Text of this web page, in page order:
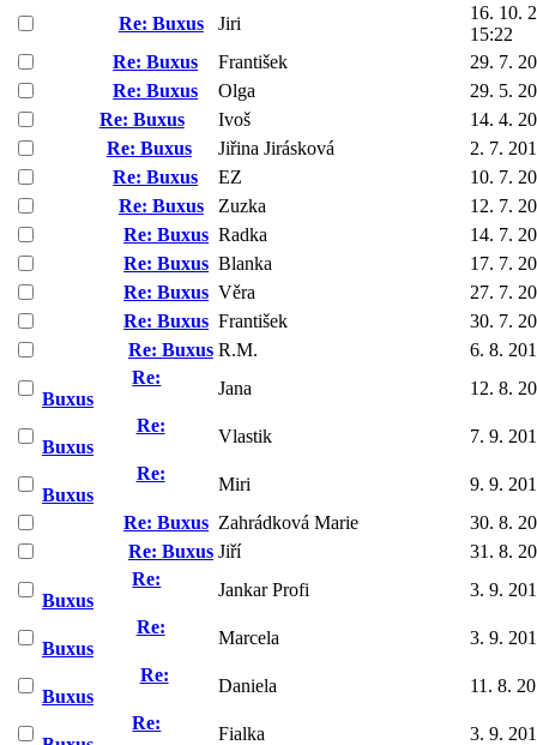
Re: Buxus
Jiri
16. 10.
15:22
Re: Buxus
František
29. 7.
Re: Buxus
Olga
29. 5.
Re: Buxus
Ivoš
14. 4.
Re: Buxus
Jiřina Jirásková
2. 7.
Re: Buxus
EZ
10. 7.
Re: Buxus
Zuzka
12. 7.
Re: Buxus Radka
14. 7.
Re: Buxus Blanka
17. 7.
Re: Buxus Věra
27. 7.
Re: Buxus František
30. 7.
Re: Buxus R.M.
6. 8.
Re:
Buxus
Jana
12. 8.
Re:
Buxus
Vlastik
7. 9.
Re:
Buxus
Miri
9. 9.
Re: Buxus Zahrádková Marie
30. 8.
Re: Buxus Jiří
31. 8.
Re:
Buxus
Jankar Profi
3. 9.
Re:
Buxus
Marcela
3. 9.
Re:
Buxus
Daniela
11. 8.
Re:
Fialka 3. 9.